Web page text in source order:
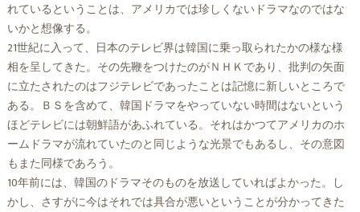
れているということは、アメリカでは珍しくないドラマなのではな
いかと想像する。
21世紀に入って、日本のテレビ界は韓国に乗っ取られたかの様な様
相を呈してきた。その先鞭をつけたのがＮＨＫであり、批判の矢面
に立たされたのはフジテレビであったことは記憶に新しいところで
ある。ＢＳを含めて、韓国ドラマをやっていない時間はないという
ほどテレビには朝鮮語があふれている。それはかつてアメリカのホ
ームドラマが流れていたのと同じような光景でもあるし、その意図
もまた同様であろう。
10年前には、韓国のドラマそのものを放送していればよかった。し
かし、さすがに今はそれでは具合が悪いということが分かってきた